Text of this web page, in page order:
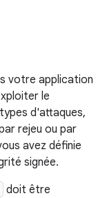
votre application
le
d'attaques,
rejeu ou par
avez définie
signée.
doit être